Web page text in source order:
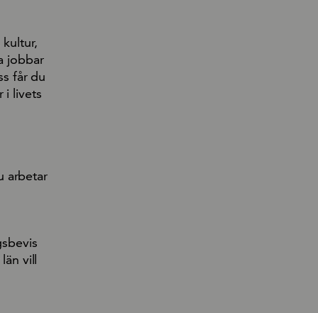
jobbar
får du
i livets
arbetar
vill